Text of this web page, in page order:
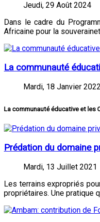
Jeudi, 29 Août 2024
Dans le cadre du
Africaine pour la
La communauté
Mardi, 18 Janvier 2022
La communauté éducative et les
Prédation du domaine
Mardi, 13 Juillet 2021
Les terrains expropriés
propriétaires. Une pratique